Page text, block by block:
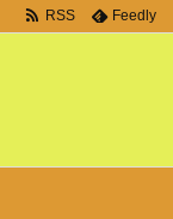
RSS Feedly